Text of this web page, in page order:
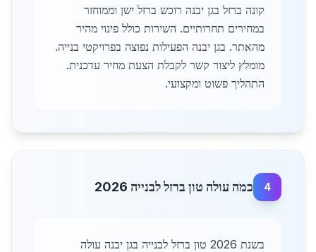
קונה ברזל בגן יבנה רוכש ברזל ישן וממוחזר
במחירים תחרותיים. השירות כולל פינוי מהיר
מהאתר. בגן יבנה הפעילות נפוצה בפרויקטי בנייה.
מומלץ ליצור קשר לקבלת הצעת מחיר עדכנית.
התהליך פשוט ומקצועי.
4 כמה עולה טון ברזל לבנייה 2026
בשנת 2026 טון ברזל לבנייה בגן יבנה עולה